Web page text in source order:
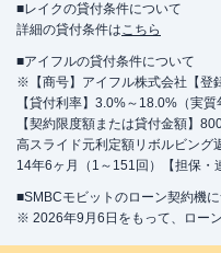
■レイクの貸付条件について
詳細の貸付条件はこちら
■アイフルの貸付条件について
※【商号】アイフル株式会社【登
【貸付利率】3.0%～18.0%（実
【契約限度額または貸付金額】
高スライド元利定額リボルビング
14年6ヶ月（1～151回）【担保・
■SMBCモビットのローン契約機
※ 2026年9月6日をもって、ロー